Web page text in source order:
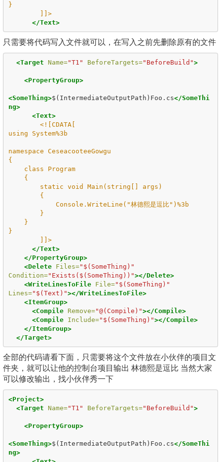
}
        ]]>
</Text>
只需要将代码写入文件就可以，在写入之前先删除原有的文件
<Target Name="T1" BeforeTargets="BeforeBuild">
<PropertyGroup>
<SomeThing>$(IntermediateOutputPath)Foo.cs</SomeThi
ng>
<Text>
<![CDATA[
using System%3b
namespace CeseacooteeGowgu
{
}
        ]]>
</Text>
</PropertyGroup>
<Delete
Files="$(SomeThing)"
Condition="Exists($(SomeThing))"></Delete>
<WriteLinesToFile
File="$(SomeThing)"
Lines="$(Text)"></WriteLinesToFile>
<ItemGroup>
<Compile
Remove="@(Compile)"></Compile>
<Compile
Include="$(SomeThing)"></Compile>
</ItemGroup>
</Target>
全部的代码请看下面，只需要将这个文件放在小伙伴的项目文
件夹，就可以让他的控制台项目输出 林德熙是逗比 当然大家
可以修改输出，找小伙伴秀一下
<Project>
<Target Name="T1" BeforeTargets="BeforeBuild">
<PropertyGroup>
<SomeThing>$(IntermediateOutputPath)Foo.cs</SomeThi
ng>